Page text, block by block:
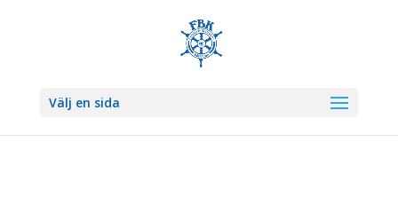
Välj en sida